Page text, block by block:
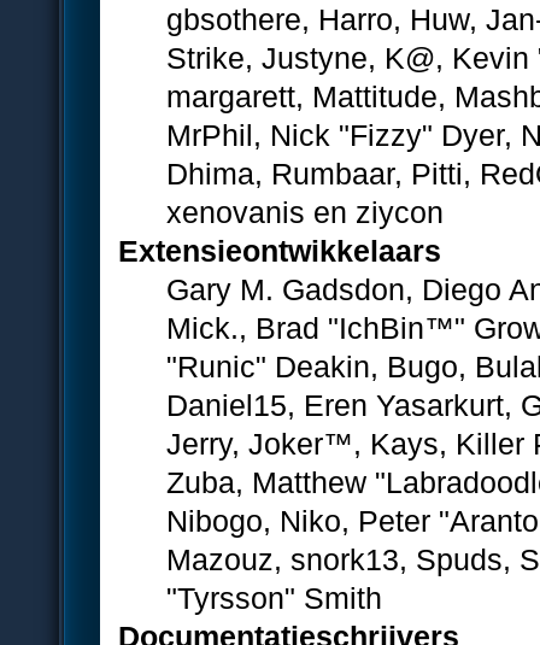
gbsothere, Harro, Huw,
Strike, Justyne, K@,
margarett, Mattitude,
MrPhil, Nick "Fizzy" Dyer,
Dhima, Rumbaar, Pitti,
xenovanis en ziycon
Extensieontwikkelaars
Gary M. Gadsdon, Diego
Mick., Brad "IchBin™"
"Runic" Deakin, Bugo,
Daniel15, Eren Yasarkurt,
Jerry, Joker™, Kays, Killer
Zuba, Matthew
Nibogo, Niko, Peter
Mazouz, snork13, Spuds,
"Tyrsson" Smith
Documentatieschrijvers